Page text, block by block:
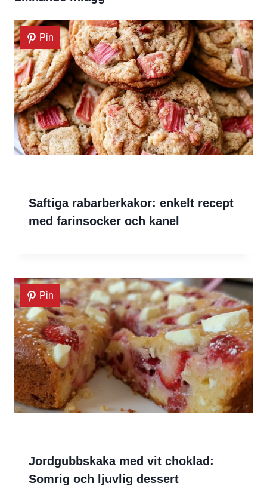
Pin
Saftiga rabarberkakor: enkelt recept
med farinsocker och kanel
Pin
Jordgubbskaka med vit choklad:
Somrig och ljuvlig dessert